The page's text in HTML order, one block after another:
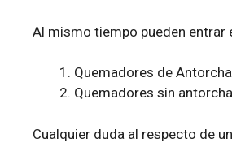
Al mismo tiempo pueden entrar
Quemadores de
Quemadores sin
Cualquier duda al respecto de